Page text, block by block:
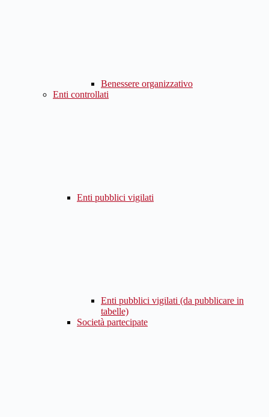
Benessere organizzativo
Enti controllati
Enti pubblici vigilati
Enti pubblici vigilati (da pubblicare in
tabelle)
Società partecipate